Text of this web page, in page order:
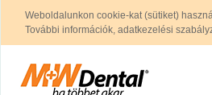
Weboldalunkon cookie-kat (sütiket)
További információk, adatkezelési